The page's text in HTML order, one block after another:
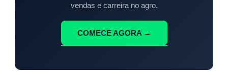
vendas e carreira no agro.
COMECE AGORA →